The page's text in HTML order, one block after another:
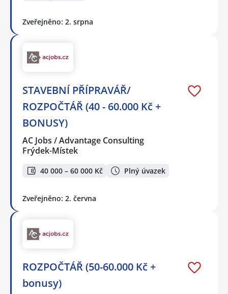
Zveřejněno: 2. srpna
STAVEBNÍ PŘÍPRAVÁŘ/
ROZPOČTÁŘ (40 - 60.000 Kč +
BONUSY)
AC Jobs / Advantage Consulting
Frýdek-Místek
40 000 – 60 000 Kč Plný úvazek
Zveřejněno: 2. června
ROZPOČTÁŘ (50-60.000 Kč +
bonusy)